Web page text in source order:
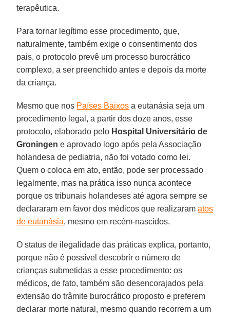
terapêutica.
Para tornar legítimo esse procedimento, que,
naturalmente, também exige o consentimento dos
pais, o protocolo prevê um processo burocrático
complexo, a ser preenchido antes e depois da morte
da criança.
Mesmo que nos Países Baixos a eutanásia seja um
procedimento legal, a partir dos doze anos, esse
protocolo, elaborado pelo Hospital Universitário de
Groningen e aprovado logo após pela Associação
holandesa de pediatria, não foi votado como lei.
Quem o coloca em ato, então, pode ser processado
legalmente, mas na prática isso nunca acontece
porque os tribunais holandeses até agora sempre se
declararam em favor dos médicos que realizaramatos
de eutanásia, mesmo em recém-nascidos.
O status de ilegalidade das práticas explica, portanto,
porque não é possível descobrir o número de
crianças submetidas a esse procedimento: os
médicos, de fato, também são desencorajados pela
extensão do trâmite burocrático proposto e preferem
declarar morte natural, mesmo quando recorrem a um